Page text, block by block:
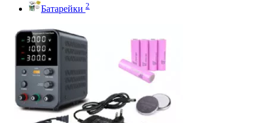
Батарейки 2